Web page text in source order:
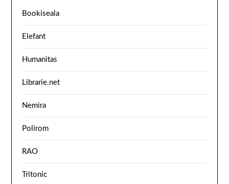
Bookiseala
Elefant
Humanitas
Librarie.net
Nemira
Polirom
RAO
Tritonic